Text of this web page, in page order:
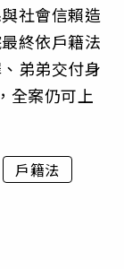
社會信賴造
終依戶籍法
弟弟交付身
全案仍可上
戶籍法